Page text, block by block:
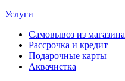
Услуги
Самовывоз из магазина
Рассрочка и кредит
Подарочные карты
Аквачистка